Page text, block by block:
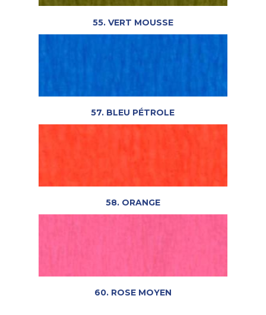
55. VERT MOUSSE
57. BLEU PÉTROLE
58. ORANGE
60. ROSE MOYEN